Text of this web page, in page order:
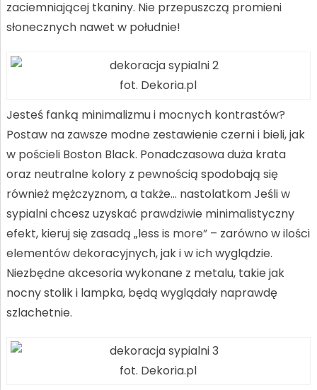
zaciemniającej tkaniny. Nie przepuszczą promieni
słonecznych nawet w południe!
fot. Dekoria.pl
Jesteś fanką minimalizmu i mocnych kontrastów?
Postaw na zawsze modne zestawienie czerni i bieli, jak
w pościeli Boston Black. Ponadczasowa duża krata
oraz neutralne kolory z pewnością spodobają się
również mężczyznom, a także… nastolatkom Jeśli w
sypialni chcesz uzyskać prawdziwie minimalistyczny
efekt, kieruj się zasadą „less is more” – zarówno w ilości
elementów dekoracyjnych, jak i w ich wyglądzie.
Niezbędne akcesoria wykonane z metalu, takie jak
nocny stolik i lampka, będą wyglądały naprawdę
szlachetnie.
fot. Dekoria.pl